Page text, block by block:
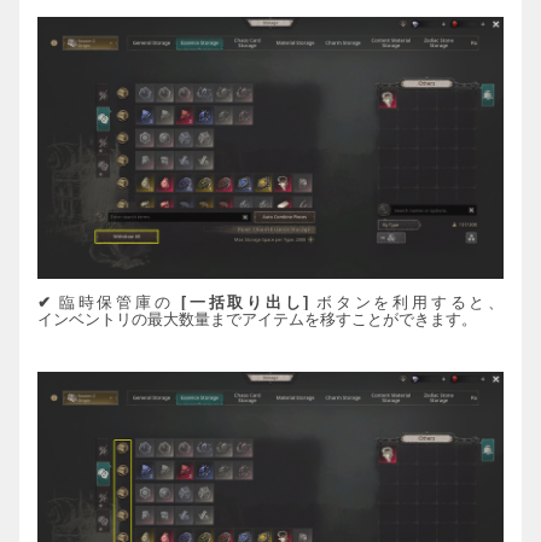
✔ 臨時保管庫の [ 一括取り出し]ボタンを利用すると、
インベントリの最大数量までアイテムを移すことができます。